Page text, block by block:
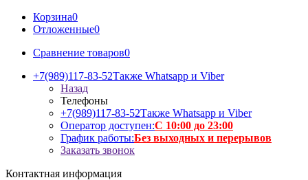
Корзина0
Отложенные0
Сравнение товаров0
+7(989)117-83-52Также Whatsapp и Viber
Назад
Телефоны
+7(989)117-83-52Также Whatsapp и Viber
Оператор доступен:С 10:00 до 23:00
График работы:Без выходных и перерывов
Заказать звонок
Контактная информация